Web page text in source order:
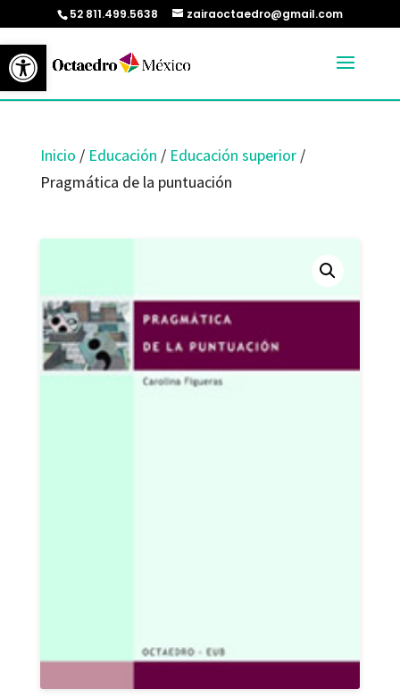
Abrir barra de herramientas
52 811.499.5638 zairaoctaedro@gmail.com
Inicio / Educación / Educación superior/
Pragmática de la puntuación